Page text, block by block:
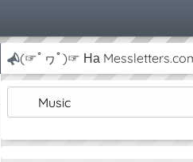
(☞ﾟヮﾟ)☞ На Messletters.com
Music